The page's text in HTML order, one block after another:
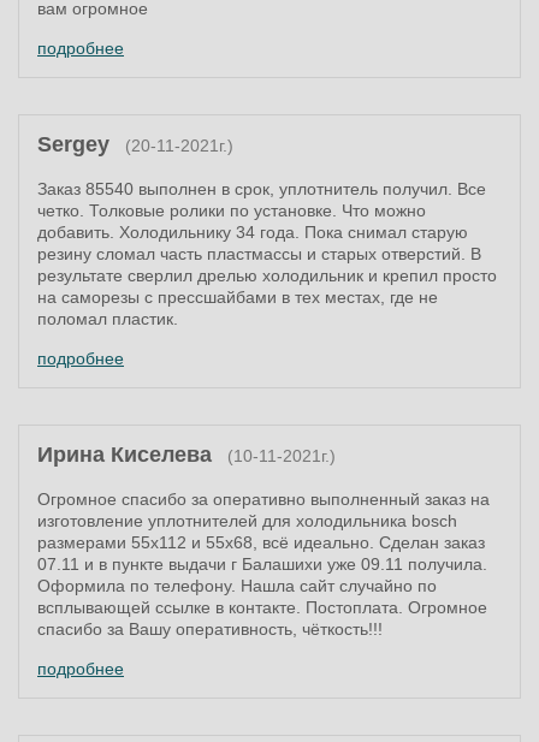
вам огромное
подробнее
Sergey (20-11-2021г.)
Заказ 85540 выполнен в срок, уплотнитель получил. Все
четко. Толковые ролики по установке. Что можно
добавить. Холодильнику 34 года. Пока снимал старую
резину сломал часть пластмассы и старых отверстий. В
результате сверлил дрелью холодильник и крепил просто
на саморезы с прессшайбами в тех местах, где не
поломал пластик.
подробнее
Ирина Киселева (10-11-2021г.)
Огромное спасибо за оперативно выполненный заказ на
изготовление уплотнителей для холодильника bosch
размерами 55х112 и 55х68, всё идеально. Сделан заказ
07.11 и в пункте выдачи г Балашихи уже 09.11 получила.
Оформила по телефону. Нашла сайт случайно по
всплывающей ссылке в контакте. Постоплата. Огромное
спасибо за Вашу оперативность, чёткость!!!
подробнее